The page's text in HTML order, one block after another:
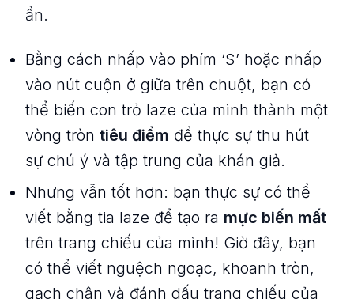
ẩn.
Bằng cách nhấp vào phím ‘S’ hoặc nhấp
vào nút cuộn ở giữa trên chuột, bạn có
thể biến con trỏ laze của mình thành một
vòng tròn tiêu điểm để thực sự thu hút
sự chú ý và tập trung của khán giả.
Nhưng vẫn tốt hơn: bạn thực sự có thể
viết bằng tia laze để tạo ra mực biến mất
trên trang chiếu của mình! Giờ đây, bạn
có thể viết nguệch ngoạc, khoanh tròn,
gạch chân và đánh dấu trang chiếu của